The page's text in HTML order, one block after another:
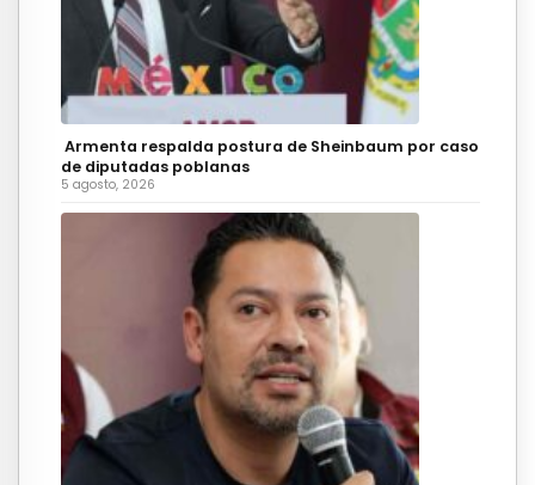
Armenta respalda postura de Sheinbaum por caso
de diputadas poblanas
5 agosto, 2026